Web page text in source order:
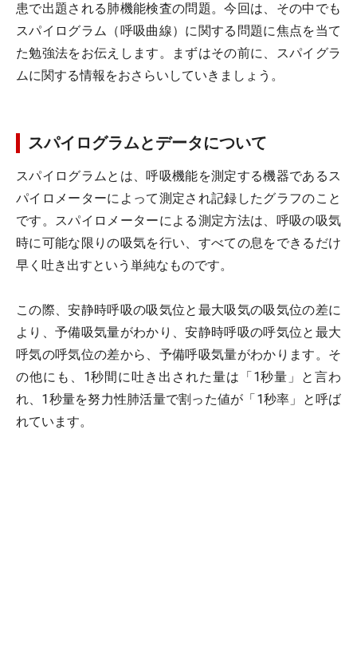
患で出題される肺機能検査の問題。今回は、その中でも
スパイログラム（呼吸曲線）に関する問題に焦点を当て
た勉強法をお伝えします。まずはその前に、スパイグラ
ムに関する情報をおさらいしていきましょう。
スパイログラムとデータについて
スパイログラムとは、呼吸機能を測定する機器であるス
パイロメーターによって測定され記録したグラフのこと
です。スパイロメーターによる測定方法は、呼吸の吸気
時に可能な限りの吸気を行い、すべての息をできるだけ
早く吐き出すという単純なものです。
この際、安静時呼吸の吸気位と最大吸気の吸気位の差に
より、予備吸気量がわかり、安静時呼吸の呼気位と最大
呼気の呼気位の差から、予備呼吸気量がわかります。そ
の他にも、1秒間に吐き出された量は「1秒量」と言わ
れ、1秒量を努力性肺活量で割った値が「1秒率」と呼ば
れています。